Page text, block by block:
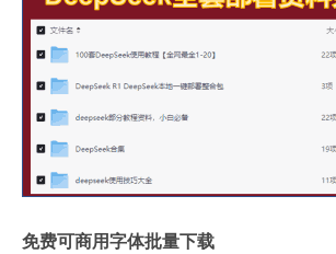
免费可商用字体批量下载